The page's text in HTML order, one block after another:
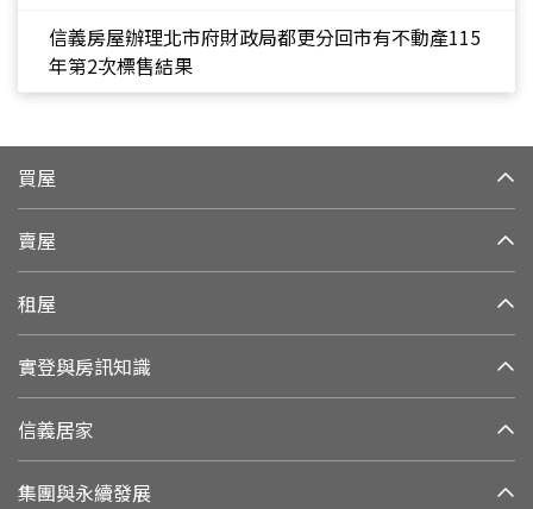
信義房屋辦理北市府財政局都更分回市有不動產115
年第2次標售結果
買屋
賣屋
租屋
實登與房訊知識
信義居家
集團與永續發展